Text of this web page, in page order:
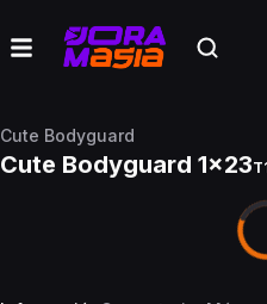
Cute Bodyguard
Cute Bodyguard 1x23